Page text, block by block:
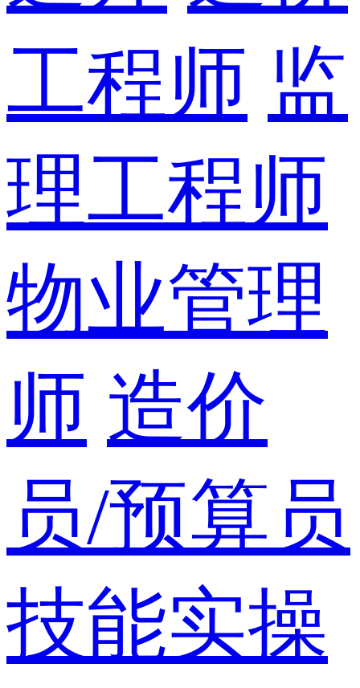
工程师 监
理工程师
物业管理
师 造价
员/预算员
技能实操